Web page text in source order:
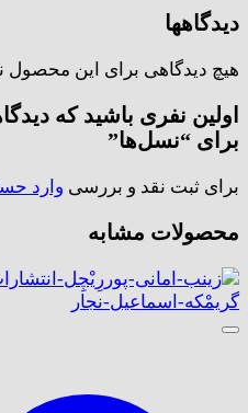
دیدگاهها
هیچ دیدگاهی برای این
اولین نفری باشید که
برای “نسل‌ها”
برای ثبت نقد و بررسی وارد
محصولات مشابه